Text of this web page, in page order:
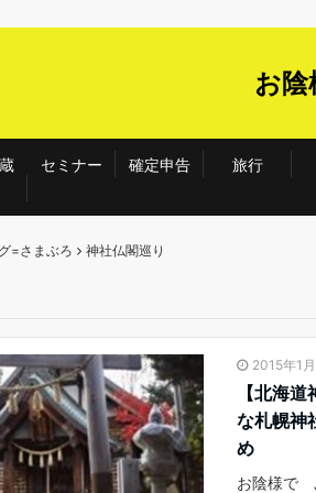
お
セミナー 確定申告 旅行
=さまぶろ 神社仏閣巡り
2015年1
【北海
な札幌神
め
お陰様で